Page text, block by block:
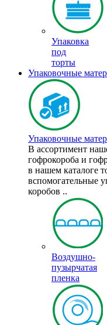
Упаковка
под
торты
Упаковочные
Упаковочные
В ассортимент
гофрокороба и
в нашем каталоге
вспомогательные
коробов ..
Воздушно-
пузырчатая
пленка